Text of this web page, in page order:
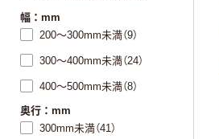
幅：mm
200～300mm未満（9）
300～400mm未満（24）
400～500mm未満（8）
奥行：mm
300mm未満（41）